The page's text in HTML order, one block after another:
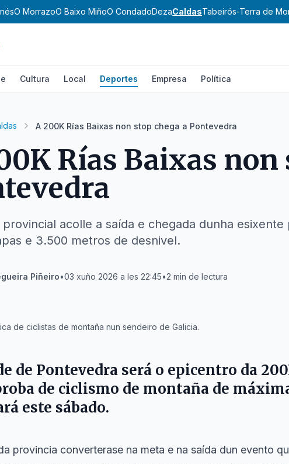
O MorrazoO Baixo MiñoO CondadoDezaCaldasTabeirós-Terra de
Cultura Local Deportes Empresa Política
A 200K Rías Baixas non stop chega a Pontevedra
Rías Baixas non
acolle a saída e chegada dunha
e 3.500 metros de desnivel.
Piñeiro•03 xuño 2026 a les 22:45•2 min de lectura
de ciclistas de montaña nun sendeiro de Galicia.
de Pontevedra será o epicentro da
de ciclismo de montaña de
este sábado.
provincia converterase na meta e na saída dun evento